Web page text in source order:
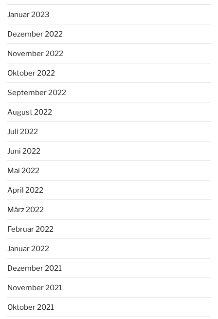
Januar 2023
Dezember 2022
November 2022
Oktober 2022
September 2022
August 2022
Juli 2022
Juni 2022
Mai 2022
April 2022
März 2022
Februar 2022
Januar 2022
Dezember 2021
November 2021
Oktober 2021